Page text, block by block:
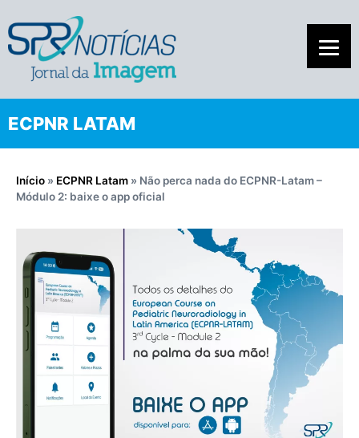
ECPNR LATAM
Início » ECPNR Latam » Não perca nada do ECPNR-Latam –
Módulo 2: baixe o app oficial